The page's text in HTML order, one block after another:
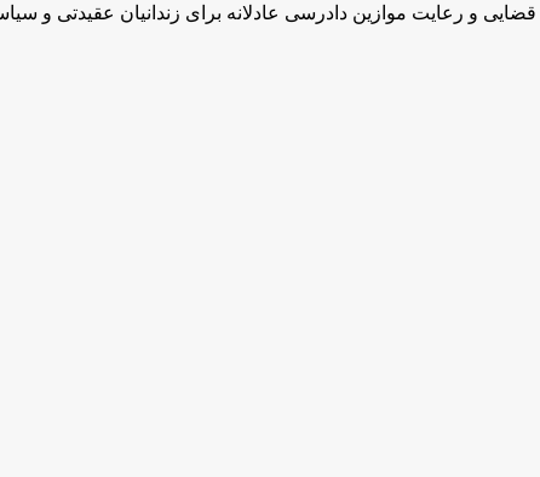
و رعایت موازین دادرسی عادلانه برای زندانیان عقیدتی و